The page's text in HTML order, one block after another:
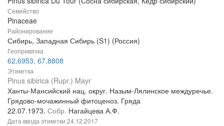
Семейство
Pinaceae
Районирование
Сибирь, Западная Сибирь (S1) (Россия)
Геопривязка
62,6953, 67,8808
Этикетка
Pinus sibirica (Rupr.) Mayr
Ханты-Мансийский нац. округ. Назым-Лялинское междуречье.
Грядово-мочажинный фитоценоз. Гряда
22.07.1973. Собр. Нагайцева А.Ф.
Дата ввода этикетки 24.12.2017